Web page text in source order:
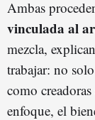
Ambas
vinculada al
mezcla,
trabajar: no
como
enfoque, el